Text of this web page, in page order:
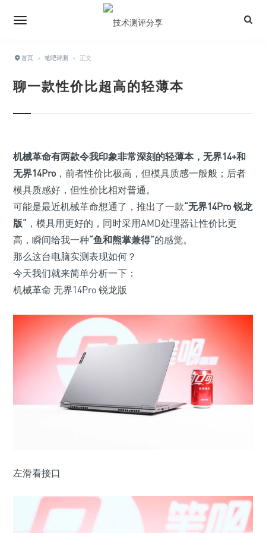
首页 › 笔吧评测 › 正文
聊一款性价比超高的轻薄本
机械革命有两款令我印象非常深刻的轻薄本， 无界14+和
无界14Pro ，前者性价比极高，但模具质感一般般；后者
模具质感好，但性价比相对普通。
可能是最近机械革命想通了，推出了一款“无界14Pro 锐龙
版” ，模具用更好的，同时采用AMD处理器让性价比更
高，瞬间给我一种“鱼和熊掌兼得”的感觉。
那么这台电脑实测表现如何？
今天我们就来简单分析一下：
机械革命 无界14Pro 锐龙版
左滑看接口